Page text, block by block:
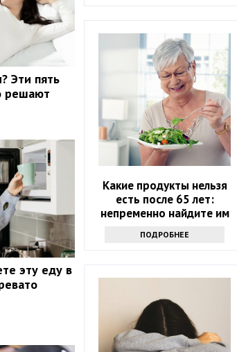
Эти пять
решают
эту еду в
Какие продукты нельзя
есть после 65 лет:
непременно найдите им
ПОДРОБНЕЕ